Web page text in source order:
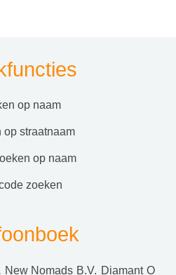
op naam
op straatnaam
op naam
zoeken
New Nomads B.V. Diamant O